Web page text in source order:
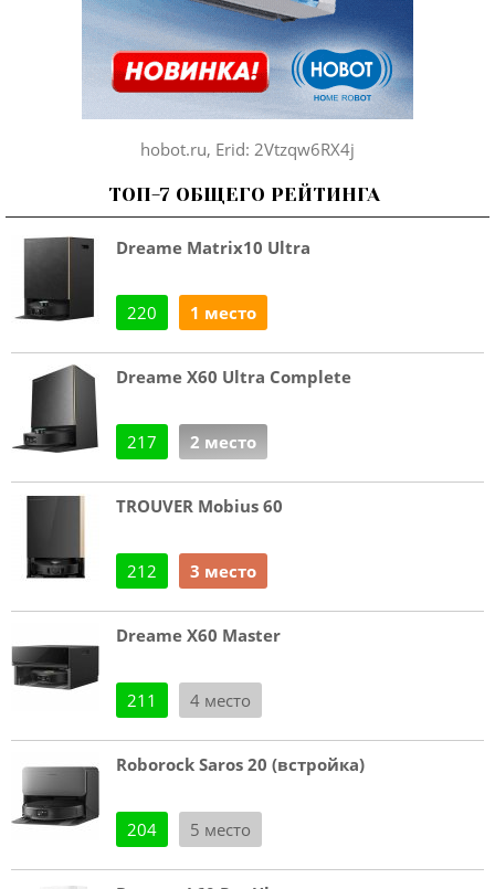
hobot.ru, Erid: 2Vtzqw6RX4j
ТОП-7 ОБЩЕГО РЕЙТИНГА
Dreame Matrix10 Ultra
220 1 место
Dreame X60 Ultra Complete
217 2 место
TROUVER Mobius 60
212 3 место
Dreame X60 Master
211 4 место
Roborock Saros 20 (встройка)
204 5 место